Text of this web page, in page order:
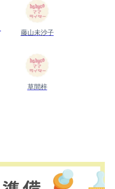
藤山未沙子
草間梓